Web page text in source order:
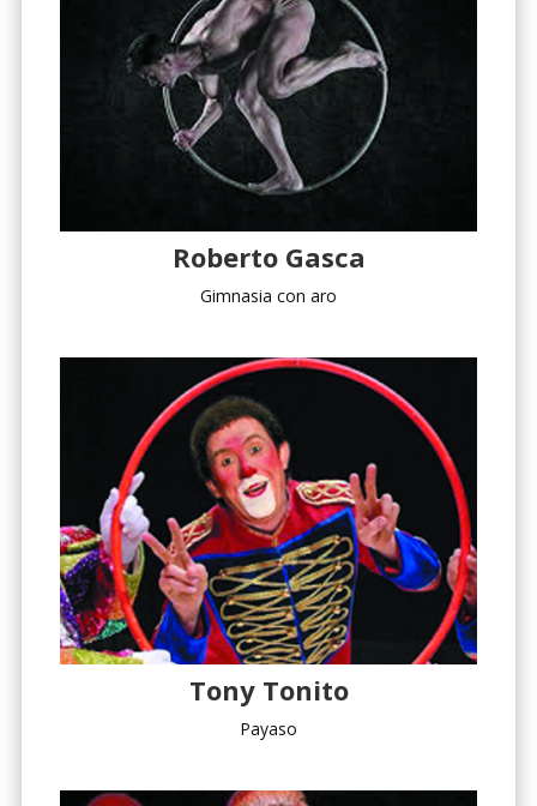
Roberto Gasca
Gimnasia con aro
Tony Tonito
Payaso